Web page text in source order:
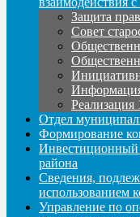
Защита
Совет
Реализация
Отдел
Формирование
Инвестиционный
района
Сведения,
использованием
Управление по